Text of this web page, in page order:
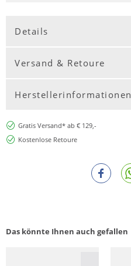
Details
Versand & Retoure
Herstellerinformationen
Gratis Versand* ab € 129,-
Kostenlose Retoure
Das könnte Ihnen auch gefallen